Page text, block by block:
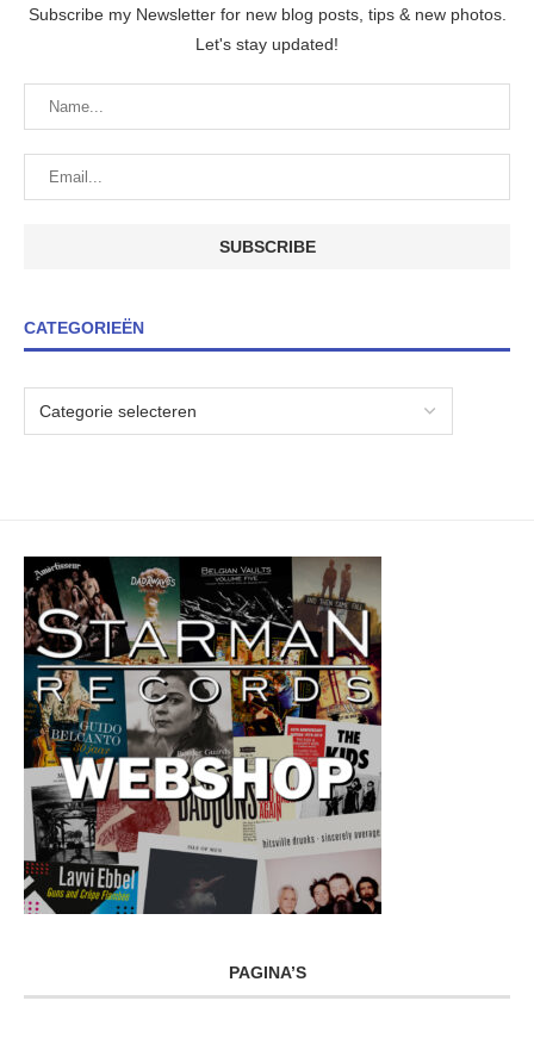
Subscribe my Newsletter for new blog posts, tips & new photos.
Let's stay updated!
CATEGORIEËN
PAGINA’S